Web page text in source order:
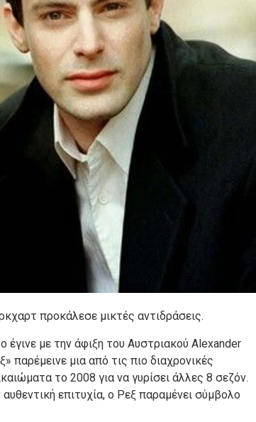
προκάλεσε μικτές αντιδράσεις.
με την άφιξη του Αυστριακού Alexander
παρέμεινε μια από τις πιο διαχρονικές
το 2008 για να γυρίσει άλλες 8 σεζόν.
επιτυχία, ο Ρεξ παραμένει σύμβολο